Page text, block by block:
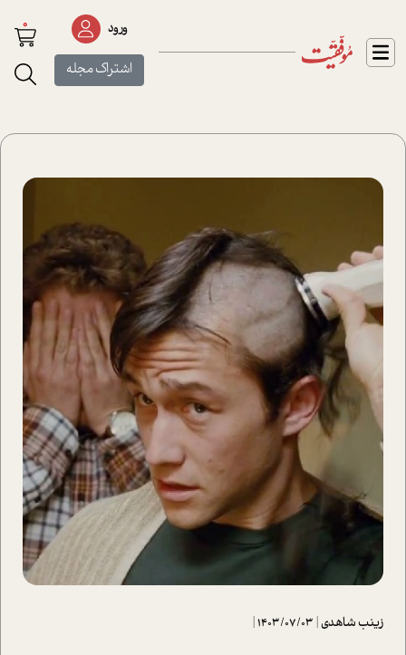
ورود
اشتراک مجله
0
زینب شاهدی|
1403/07/03
|